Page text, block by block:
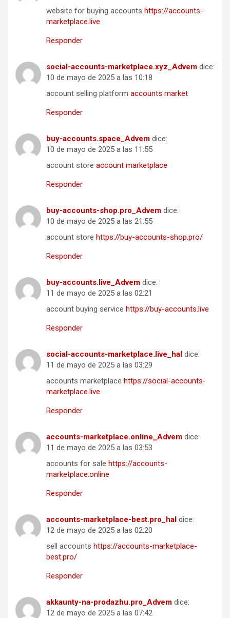
website for buying accounts https://accounts-
marketplace.live
Responder
social-accounts-marketplace.xyz_Advem dice:
10 de mayo de 2025 a las 10:18
account selling platform accounts market
Responder
buy-accounts.space_Advem dice:
10 de mayo de 2025 a las 11:55
account store account marketplace
Responder
buy-accounts-shop.pro_Advem dice:
10 de mayo de 2025 a las 21:55
account store https://buy-accounts-shop.pro/
Responder
buy-accounts.live_Advem dice:
11 de mayo de 2025 a las 02:21
account buying service https://buy-accounts.live
Responder
social-accounts-marketplace.live_hal dice:
11 de mayo de 2025 a las 03:29
accounts marketplace https://social-accounts-
marketplace.live
Responder
accounts-marketplace.online_Advem dice:
11 de mayo de 2025 a las 03:53
accounts for sale https://accounts-
marketplace.online
Responder
accounts-marketplace-best.pro_hal dice:
12 de mayo de 2025 a las 02:20
sell accounts https://accounts-marketplace-
best.pro/
Responder
akkaunty-na-prodazhu.pro_Advem dice:
12 de mayo de 2025 a las 07:42